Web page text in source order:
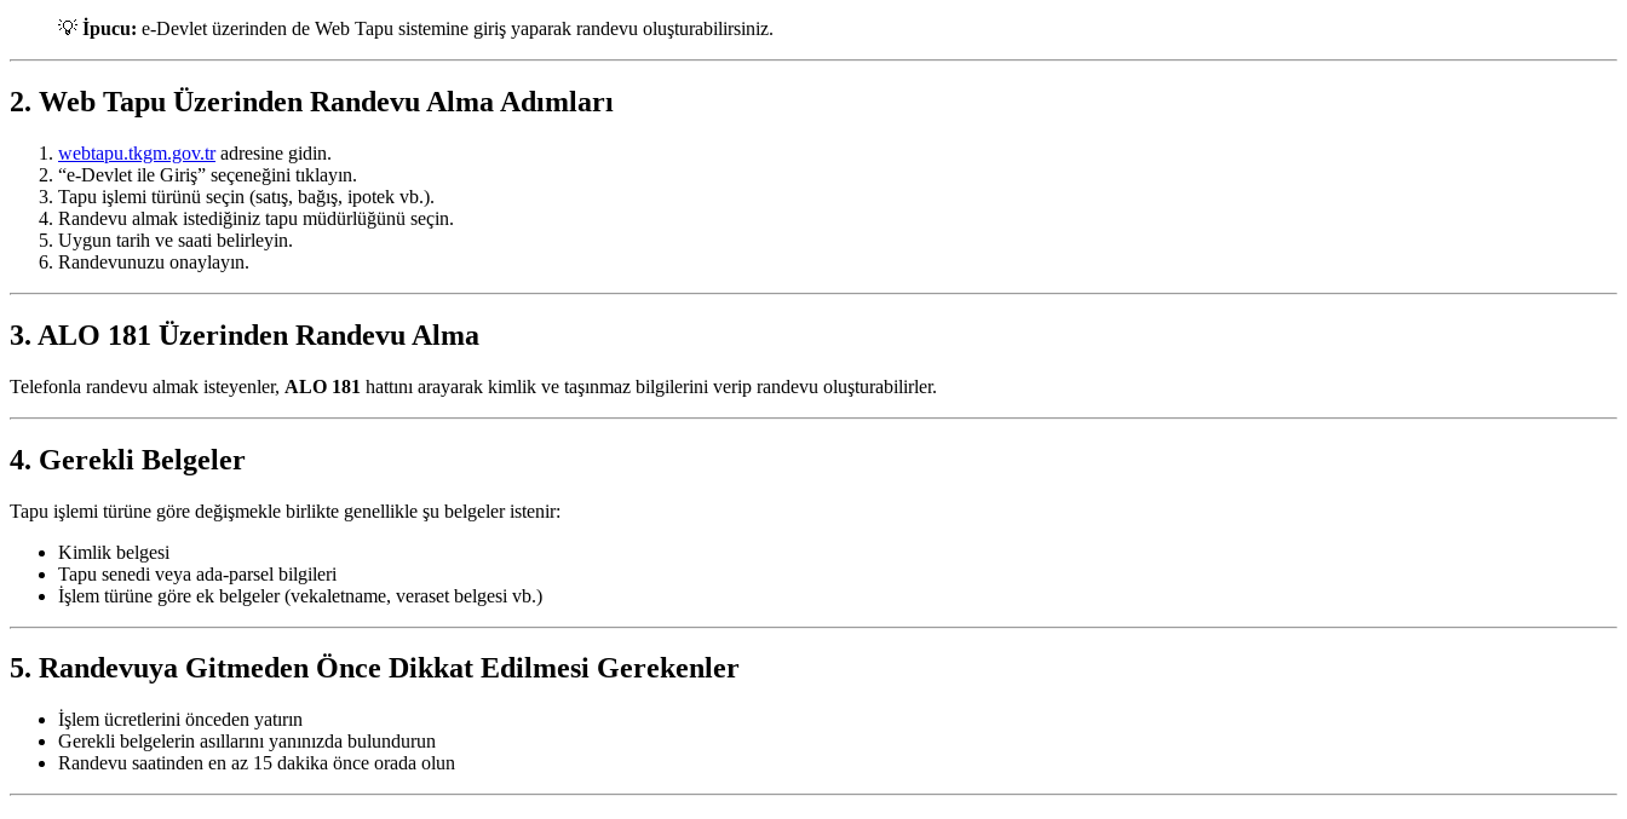
💡 İpucu: e-Devlet üzerinden de Web Tapu sistemine giriş yaparak randevu oluşturabilirsiniz.
2. Web Tapu Üzerinden Randevu Alma Adımları
webtapu.tkgm.gov.tradresine gidin.
“e-Devlet ile Giriş” seçeneğini tıklayın.
Tapu işlemi türünü seçin (satış, bağış, ipotek vb.).
Randevu almak istediğiniz tapu müdürlüğünü seçin.
Uygun tarih ve saati belirleyin.
Randevunuzu onaylayın.
3. ALO 181 Üzerinden Randevu Alma
Telefonla randevu almak isteyenler, ALO 181 hattını arayarak kimlik ve taşınmaz bilgilerini verip randevu oluşturabilirler.
4. Gerekli Belgeler
Tapu işlemi türüne göre değişmekle birlikte genellikle şu belgeler istenir:
Kimlik belgesi
Tapu senedi veya ada-parsel bilgileri
İşlem türüne göre ek belgeler (vekaletname, veraset belgesi vb.)
5. Randevuya Gitmeden Önce Dikkat Edilmesi Gerekenler
İşlem ücretlerini önceden yatırın
Gerekli belgelerin asıllarını yanınızda bulundurun
Randevu saatinden en az 15 dakika önce orada olun